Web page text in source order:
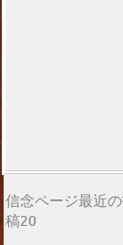
信念ページ最近
稿20